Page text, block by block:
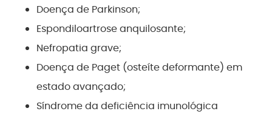
Doença de Parkinson;
Espondiloartrose anquilosante;
Nefropatia grave;
Doença de Paget (osteíte deformante) em
estado avançado;
Síndrome da deficiência imunológica